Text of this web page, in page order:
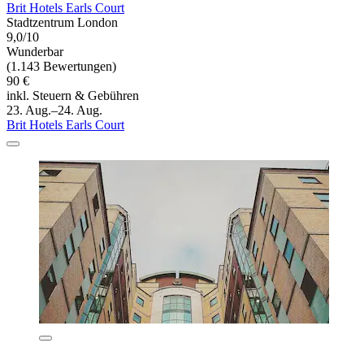
Brit Hotels Earls Court
Stadtzentrum London
9,0/10
Wunderbar
(1.143 Bewertungen)
90 €
inkl. Steuern & Gebühren
23. Aug.–24. Aug.
Brit Hotels Earls Court